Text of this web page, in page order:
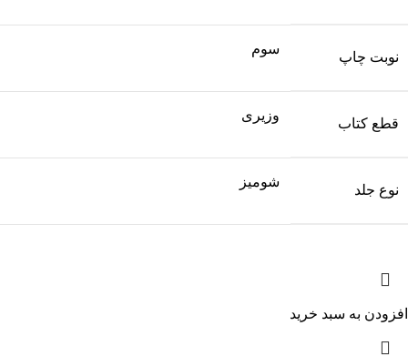
نوبت چاپ
سوم
قطع کتاب
وزیری
نوع جلد
شومیز
افزودن به سبد خرید